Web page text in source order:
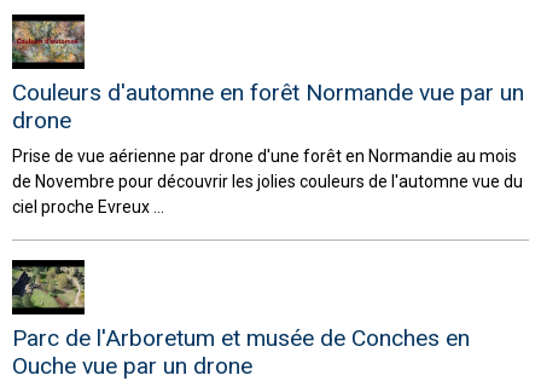
Couleurs d'automne en forêt Normande vue par un
drone
Prise de vue aérienne par drone d'une forêt en Normandie au mois
de Novembre pour découvrir les jolies couleurs de l'automne vue du
ciel proche Evreux ...
Parc de l'Arboretum et musée de Conches en
Ouche vue par un drone